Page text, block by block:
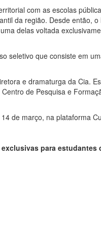
com as escolas
da região. Desde então,
delas voltada
seletivo que consiste em
e dramaturga da Cia.
de Pesquisa e
de março, na plataforma
para estudantes